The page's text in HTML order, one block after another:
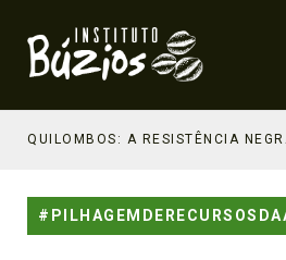
QUILOMBOS: A RESISTÊNCIA